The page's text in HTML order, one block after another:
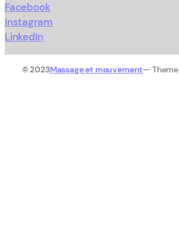
Facebook
Instagram
LinkedIn
© 2023Massage et mouvement—